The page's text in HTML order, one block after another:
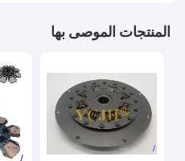
المنتجات الموصى بها